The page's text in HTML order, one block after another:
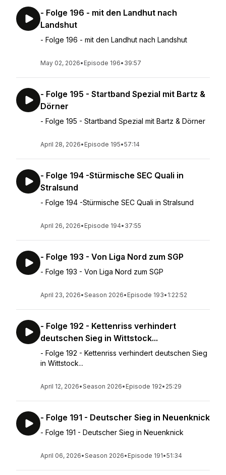
- Folge 196 - mit den Landhut nach
Landshut
- Folge 196 - mit den Landhut nach Landshut
May 02, 2026• Episode 196• 39:57
- Folge 195 - Startband Spezial mit Bartz &
Dörner
- Folge 195 - Startband Spezial mit Bartz & Dörner
April 28, 2026• Episode 195•57:14
- Folge 194 -Stürmische SEC Quali in
Stralsund
- Folge 194 -Stürmische SEC Quali in Stralsund
April 26, 2026• Episode 194• 37:55
- Folge 193 - Von Liga Nord zum SGP
- Folge 193 - Von Liga Nord zum SGP
April 23, 2026•Season 2026• Episode 193• 1:22:52
- Folge 192 - Kettenriss verhindert
deutschen Sieg in Wittstock...
- Folge 192 - Kettenriss verhindert deutschen Sieg
in Wittstock...
April 12, 2026•Season 2026• Episode 192• 25:29
- Folge 191 - Deutscher Sieg in Neuenknick
- Folge 191 - Deutscher Sieg in Neuenknick
April 06, 2026•Season 2026• Episode 191•51:34